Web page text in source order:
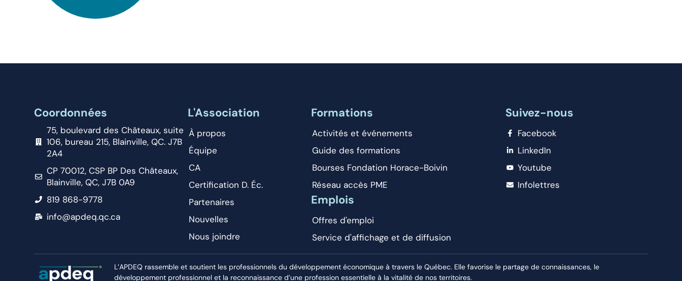
Coordonnées
75, boulevard des Châteaux, suite
106, bureau 215, Blainville, QC. J7B
2A4
CP 70012, CSP BP Des Châteaux,
Blainville, QC, J7B 0A9
819 868-9778
info@apdeq.qc.ca
L'Association
À propos
Équipe
CA
Certification D. Éc.
Partenaires
Nouvelles
Nous joindre
Formations
Activités et événements
Guide des formations
Bourses Fondation Horace-Boivin
Réseau accès PME
Emplois
Offres d'emploi
Service d'affichage et de diffusion
Suivez-nous
Facebook
LinkedIn
Youtube
Infolettres
L’APDEQ rassemble et soutient les professionnels du développement économique à travers le Québec. Elle favorise le partage de connaissances, le
développement professionnel et la reconnaissance d’une profession essentielle à la vitalité de nos territoires.